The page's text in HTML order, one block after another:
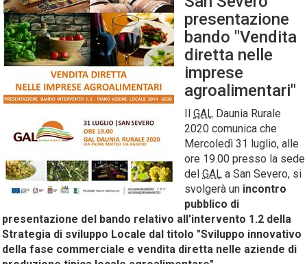
presentazione
bando "Vendita
diretta nelle
imprese
agroalimentari"
Il GAL Daunia Rurale
2020 comunica che
Mercoledì 31 luglio, alle
ore 19.00 presso la sede
del GAL a San Severo, si
svolgerà un incontro
pubblico di
presentazione del bando relativo all'intervento 1.2 della
Strategia di sviluppo Locale dal titolo "Sviluppo innovativo
della fase commerciale e vendita diretta nelle aziende di